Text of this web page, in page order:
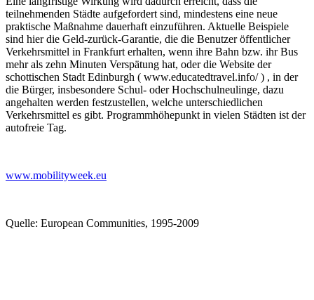
teilnehmenden Städte aufgefordert sind, mindestens eine neue
praktische Maßnahme dauerhaft einzuführen. Aktuelle Beispiele
sind hier die Geld-zurück-Garantie, die die Benutzer öffentlicher
Verkehrsmittel in Frankfurt erhalten, wenn ihre Bahn bzw. ihr Bus
mehr als zehn Minuten Verspätung hat, oder die Website der
schottischen Stadt Edinburgh ( www.educatedtravel.info/ ) , in der
die Bürger, insbesondere Schul- oder Hochschulneulinge, dazu
angehalten werden festzustellen, welche unterschiedlichen
Verkehrsmittel es gibt. Programmhöhepunkt in vielen Städten ist der
autofreie Tag.
www.mobilityweek.eu
Quelle: European Communities, 1995-2009